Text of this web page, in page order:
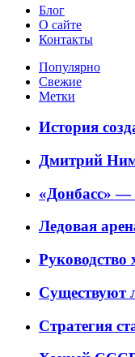
Блог
О сайте
Контакты
Популярно
Свежие
Метки
История
Дмитрий
«Донбасс» —
Ледовая
Руководство
Существуют
Стратегия